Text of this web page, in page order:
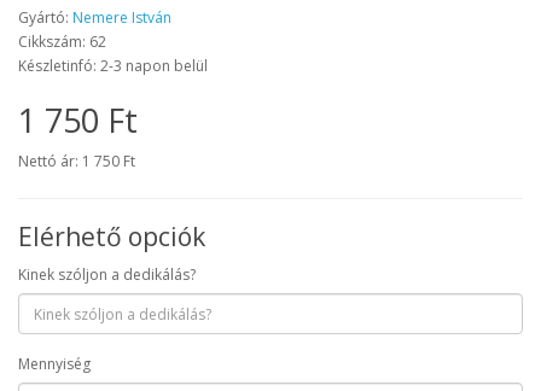
Gyártó: Nemere István
Cikkszám: 62
Készletinfó: 2-3 napon belül
1 750 Ft
Nettó ár: 1 750 Ft
Elérhető opciók
Kinek szóljon a dedikálás?
Mennyiség